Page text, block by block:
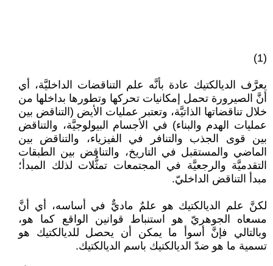
(1)
يعرَّف الديالكتيك عادة بأنَّه علم التناقضات الداخليَّة، أي
أنَّ الصيرورة تحمل إمكانيات تحركها وتطورها بداخلها من
خلال تناقضاتها الذاتيَّة، وتعتبر عمليات الأيض (التناقض بين
عمليات الهدم والبناء) في الأجسام البيولوجيَّة، والتناقض
بين قوى الجذب والتنافر في الفيزياء، والتناقض بين
الماضي والمستقبل في التاريخ، والتناقض بين الطبقات
التقدميَّة والرجعيَّة في المجتمعات تمثُّلات لذلك المبدأ؛
مبدأ التناقض الداخليّ.
لكنَّ علم الديالكتيك هو علمٌ ماديٌّ في أساسه، أي أنَّ
مسعاه الجوهريّ هو استنباط قوانين الواقع كما هو،
وبالتالي فإنَّ أسوأ ما يمكن أن يحصل للديالكتيك هو
تسمية ما هو ضدّ الديالكتيك باسم الديالكتيك.